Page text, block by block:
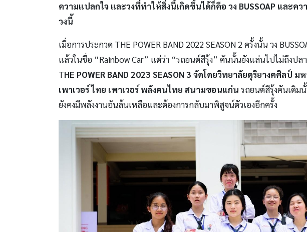
ความแปลกใจ และวงที่ทำให้สิ่งนี้เกิดขึ้นได้ก็คือ วง BUSSOAP และค
วงนี้
เมื่อการประกวด THE POWER BAND 2022 SEASON 2 ครั้งนั้น วง
แล้วในชื่อ “Rainbow Car” แต่ว่า “รถยนต์สีรุ้ง” คันนั้นยังแล่นไปไม่ถึงปล
THE POWER BAND 2023 SEASON 3 จัดโดยวิทยาลัยดุริยางคศิลป์
เพาเวอร์ ไทย เพาเวอร์ พลังคนไทย สนามขอนแก่น รถยนต์สีรุ้งคันเดิม
ยังคงมีพลังงานอันล้นเหลือและต้องการกลับมาพิสูจน์ตัวเองอีกครั้ง